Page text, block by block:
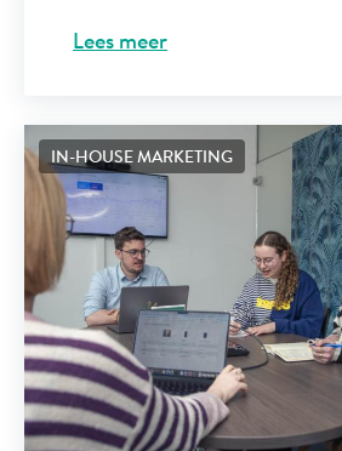
Lees meer
IN-HOUSE MARKETING